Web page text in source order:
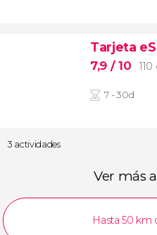
Tarjeta
7,9 / 10
7 - 30d
3 actividades
Ver más
Hasta 50 km